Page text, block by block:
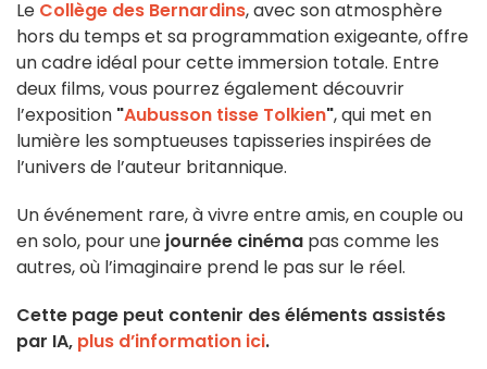
Le Collège des Bernardins, avec son atmosphère
hors du temps et sa programmation exigeante, offre
un cadre idéal pour cette immersion totale. Entre
deux films, vous pourrez également découvrir
l’exposition "Aubusson tisse Tolkien", qui met en
lumière les somptueuses tapisseries inspirées de
l’univers de l’auteur britannique.
Un événement rare, à vivre entre amis, en couple ou
en solo, pour une journée cinéma pas comme les
autres, où l’imaginaire prend le pas sur le réel.
Cette page peut contenir des éléments assistés
par IA, plus d’information ici.